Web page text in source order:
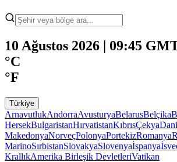
10 Ağustos 2026 | 09:45
°C
°F
Türkiye
ArnavutlukAndorraAvusturyaBelarusBelçika
HersekBulgaristanHırvatistanKıbrısÇekya
MakedonyaNorveçPolonyaPortekizRomanya
MarinoSırbistanSlovakyaSlovenyaİspanya
KrallıkAmerika Birleşik DevletleriVatikan